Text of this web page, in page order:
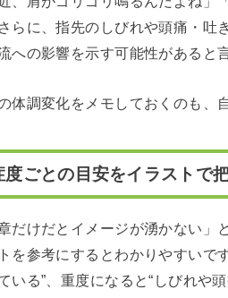
らに、指先のしびれや頭痛・吐
への影響を示す可能性があると
体調変化をメモしておくのも、
度ごとの目安をイラストで
章だけだとイメージが湧かない
を参考にするとわかりやすいで
いる”、重度になると“しびれや